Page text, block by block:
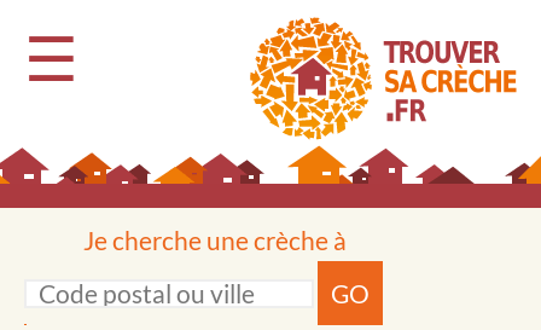
☰
Je cherche une crèche à
GO